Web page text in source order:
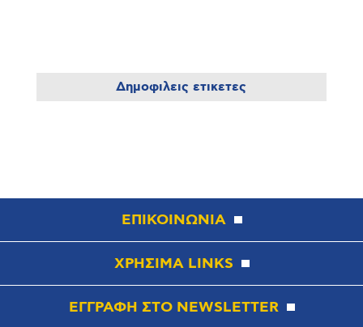
Δημοφιλεις ετικετες
ΕΠΙΚΟΙΝΩΝΙΑ
ΧΡΗΣΙΜΑ LINKS
ΕΓΓΡΑΦΗ ΣΤΟ NEWSLETTER